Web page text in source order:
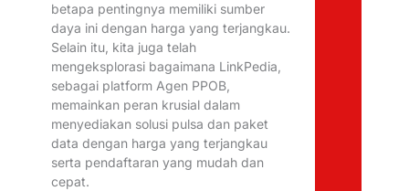
betapa pentingnya memiliki sumber
daya ini dengan harga yang terjangkau.
Selain itu, kita juga telah
mengeksplorasi bagaimana LinkPedia,
sebagai platform Agen PPOB,
memainkan peran krusial dalam
menyediakan solusi pulsa dan paket
data dengan harga yang terjangkau
serta pendaftaran yang mudah dan
cepat.